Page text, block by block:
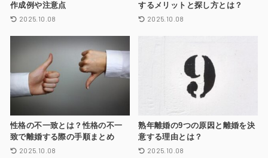
作成例や注意点
2025.10.08
するメリットと探し方とは？
2025.10.08
性格の不一致とは？性格の不一
致で離婚する際の手順まとめ
2025.10.08
熟年離婚の9つの原因と離婚を決
意する理由とは？
2025.10.08